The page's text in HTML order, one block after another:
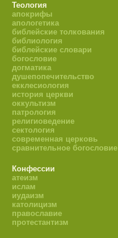
Теология
апокрифы
апологетика
библейские толкования
библиология
библейские словари
богословие
догматика
душепопечительство
екклесиология
история церкви
оккультизм
патрология
религиоведение
сектология
современная церковь
сравнительное богословие
Конфессии
атеизм
ислам
иудаизм
католицизм
православие
протестантизм